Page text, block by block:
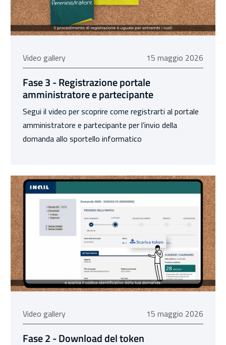
Video gallery 15 maggio 2026
15 maggio 2026
Fase 3 - Registrazione portale
amministratore e partecipante
Segui il video per scoprire come registrarti al portale
amministratore e partecipante per l’invio della
domanda allo sportello informatico
Video gallery 15 maggio 2026
15 maggio 2026
Fase 2 - Download del token